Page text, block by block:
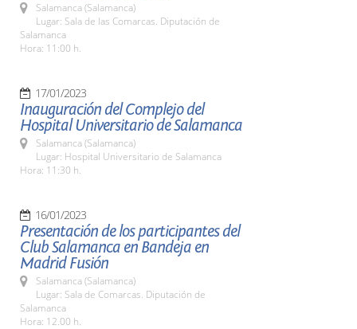
Salamanca (Salamanca)
Lugar: Sala de las Comarcas. Diputación de
Salamanca
Hora: 11:00 h.
17/01/2023
Inauguración del Complejo del
Hospital Universitario de Salamanca
Salamanca (Salamanca)
Lugar: Hospital Universitario de Salamanca
Hora: 11:30 h.
16/01/2023
Presentación de los participantes del
Club Salamanca en Bandeja en
Madrid Fusión
Salamanca (Salamanca)
Lugar: Sala de Comarcas. Diputación de
Salamanca
Hora: 12.00 h.